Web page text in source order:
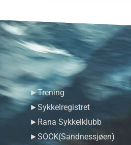
►Trening
►Sykkelregistret
►Rana Sykkelklubb
►SOCK(Sandnessjøen)